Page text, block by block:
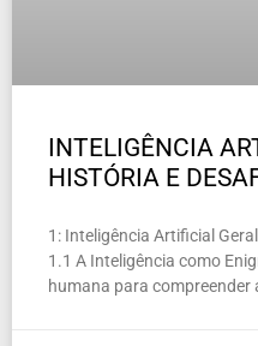
INTELIGÊNCIA
HISTÓRIA E
1: Inteligência Artificial
1.1 A Inteligência como
humana para